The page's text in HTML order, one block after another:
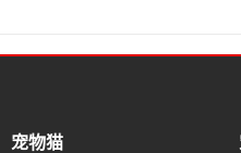
宠物猫